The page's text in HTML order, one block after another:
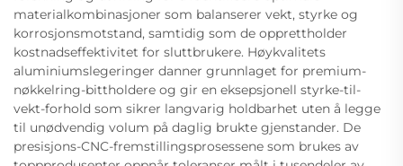
materialkombinasjoner som balanserer vekt, styrke og
korrosjonsmotstand, samtidig som de opprettholder
kostnadseffektivitet for sluttbrukere. Høykvalitets
aluminiumslegeringer danner grunnlaget for premium-
nøkkelring-bittholdere og gir en eksepsjonell styrke-til-
vekt-forhold som sikrer langvarig holdbarhet uten å legge
til unødvendig volum på daglig brukte gjenstander. De
presisjons-CNC-fremstillingsprosessene som brukes av